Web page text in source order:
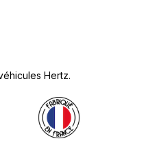
Hertz.